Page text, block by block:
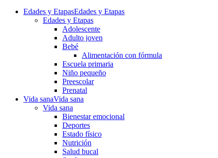
Edades y EtapasEdades y Etapas
Edades y Etapas
Adolescente
Adulto joven
Bebé
Alimentación con fórmula
Escuela primaria
Niño pequeño
Preescolar
Prenatal
Vida sanaVida sana
Vida sana
Bienestar emocional
Deportes
Estado físico
Nutrición
Salud bucal